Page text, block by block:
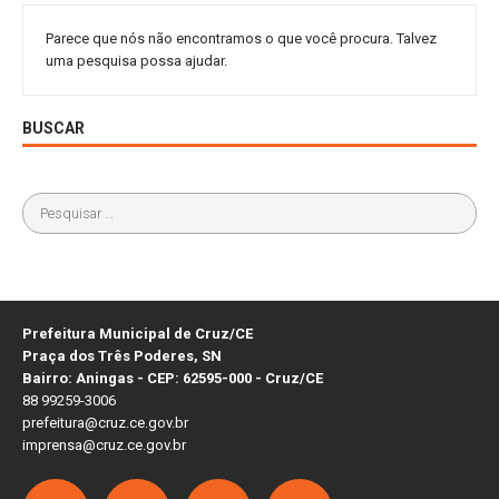
Parece que nós não encontramos o que você procura. Talvez
uma pesquisa possa ajudar.
BUSCAR
Prefeitura Municipal de Cruz/CE
Praça dos Três Poderes, SN
Bairro: Aningas - CEP: 62595-000 - Cruz/CE
88 99259-3006
prefeitura@cruz.ce.gov.br
imprensa@cruz.ce.gov.br